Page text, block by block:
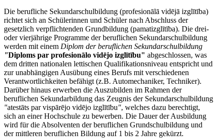
Die berufliche Sekundarschulbildung (profesionālā vidējā izglītība)
richtet sich an Schülerinnen und Schüler nach Abschluss der
gesetzlich verpflichtenden Grundbildung (pamatizglītība). Die drei-
oder vierjährige Programme der beruflichen Sekundarschulbildung
werden mit einem Diplom der beruflichen Sekundarschulbildung
"Diploms par profesionālo vidējo izglītību" abgeschlossen, was
dem dritten nationalen lettischen Qualifikationsniveau entspricht und
zur unabhängigen Ausübung eines Berufs mit verschiedenen
Verantwortlichkeiten befähigt (z.B. Automechaniker, Techniker).
Darüber hinaus erwerben die Auszubilden im Rahmen der
beruflichen Sekundarbildung das Zeugnis der Sekundarschulbildung
"atestāts par vispārējo vidējo izglītību", welches dazu berechtigt,
sich an einer Hochschule zu bewerben. Die Dauer der Ausbildung
wird für die Absolventen der beruflichen Grundschulbildung und
der mittleren beruflichen Bildung auf 1 bis 2 Jahre gekürzt.